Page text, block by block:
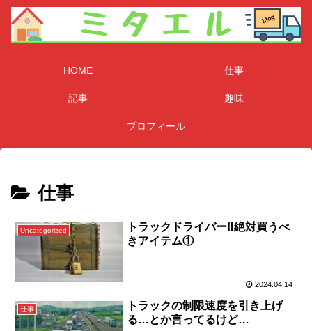
HOME 仕事
記事 趣味
プロフィール
仕事
Uncategorized
トラックドライバー‼️絶対買うべ
きアイテム①
2024.04.14
仕事
トラックの制限速度を引き上げ
る…とか言ってるけど…